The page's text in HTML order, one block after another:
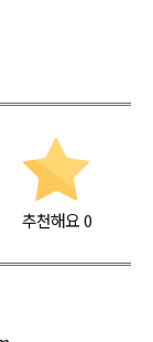
추천해요 0